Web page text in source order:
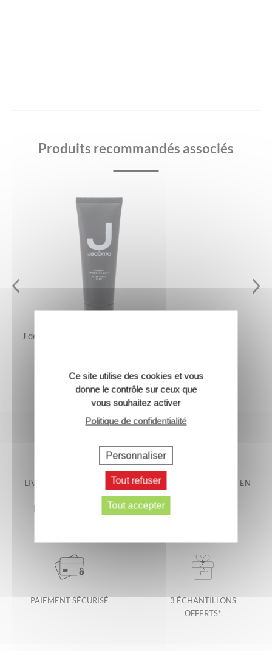
Produits recommandés associés
J de Jacomo – Le Baume Après-Rasage
LIVRAISON OFFERTE EN
METROPOLITAINE*
LIVRAISON GARANTIE EN
PAIEMENT SÉCURISÉ
3 ÉCHANTILLONS
OFFERTS*
Ce site utilise des cookies et vous
donne le contrôle sur ceux que
vous souhaitez activer
Politique de confidentialité
Personnaliser
Tout refuser
Tout accepter